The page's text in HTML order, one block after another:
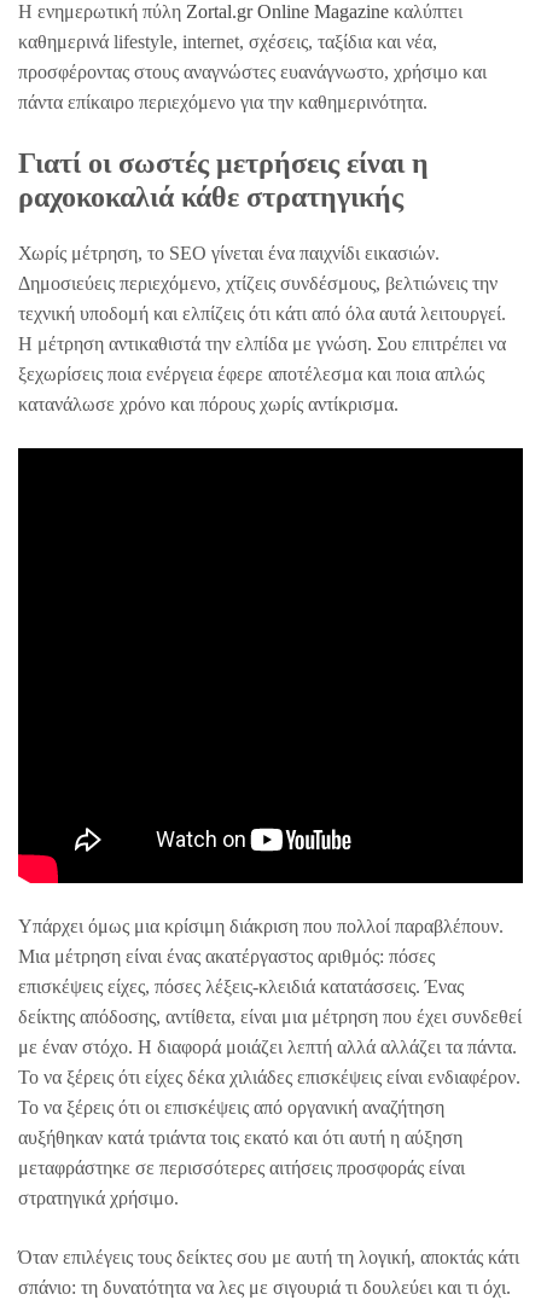
Η ενημερωτική πύλη Zortal.gr Online Magazine καλύπτει
καθημερινά lifestyle, internet, σχέσεις, ταξίδια και νέα,
προσφέροντας στους αναγνώστες ευανάγνωστο, χρήσιμο και
πάντα επίκαιρο περιεχόμενο για την καθημερινότητα.
Γιατί οι σωστές μετρήσεις είναι η
ραχοκοκαλιά κάθε στρατηγικής
Χωρίς μέτρηση, το SEO γίνεται ένα παιχνίδι εικασιών.
Δημοσιεύεις περιεχόμενο, χτίζεις συνδέσμους, βελτιώνεις την
τεχνική υποδομή και ελπίζεις ότι κάτι από όλα αυτά λειτουργεί.
Η μέτρηση αντικαθιστά την ελπίδα με γνώση. Σου επιτρέπει να
ξεχωρίσεις ποια ενέργεια έφερε αποτέλεσμα και ποια απλώς
κατανάλωσε χρόνο και πόρους χωρίς αντίκρισμα.
Υπάρχει όμως μια κρίσιμη διάκριση που πολλοί παραβλέπουν.
Μια μέτρηση είναι ένας ακατέργαστος αριθμός: πόσες
επισκέψεις είχες, πόσες λέξεις-κλειδιά κατατάσσεις. Ένας
δείκτης απόδοσης, αντίθετα, είναι μια μέτρηση που έχει συνδεθεί
με έναν στόχο. Η διαφορά μοιάζει λεπτή αλλά αλλάζει τα πάντα.
Το να ξέρεις ότι είχες δέκα χιλιάδες επισκέψεις είναι ενδιαφέρον.
Το να ξέρεις ότι οι επισκέψεις από οργανική αναζήτηση
αυξήθηκαν κατά τριάντα τοις εκατό και ότι αυτή η αύξηση
μεταφράστηκε σε περισσότερες αιτήσεις προσφοράς είναι
στρατηγικά χρήσιμο.
Όταν επιλέγεις τους δείκτες σου με αυτή τη λογική, αποκτάς κάτι
σπάνιο: τη δυνατότητα να λες με σιγουριά τι δουλεύει και τι όχι.